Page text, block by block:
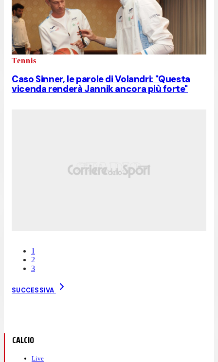
Tennis
Caso Sinner, le parole di Volandri: "Questa
vicenda renderà Jannik ancora più forte"
1
2
3
SUCCESSIVA
CALCIO
Live